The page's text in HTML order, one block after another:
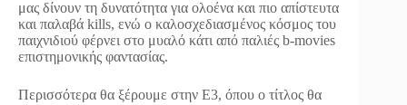
μας δίνουν τη δυνατότητα για ολοένα και πιο απίστευτα
και παλαβά kills, ενώ ο καλοσχεδιασμένος κόσμος του
παιχνιδιού φέρνει στο μυαλό κάτι από παλιές b-movies
επιστημονικής φαντασίας.
Περισσότερα θα ξέρουμε στην E3, όπου ο τίτλος θα